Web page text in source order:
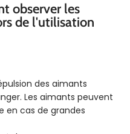
TEMPÉRATURE
D'AIMANTATION
observer les
de l'utilisation
des aimants
Les aimants peuvent
en cas de grandes